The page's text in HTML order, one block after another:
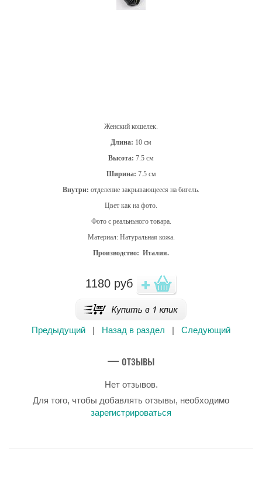
Женский кошелек.
Длина: 10 см
Высота: 7.5 см
Ширина: 7.5 см
Внутри: отделение закрывающееся на бигель.
Цвет как на фото.
Фото с реальньного товара.
Материал: Натуральная кожа.
Производство: Италия.
1180 руб
Предыдущий | Назад в раздел | Следующий
— отзывы
Нет отзывов.
Для того, чтобы добавлять отзывы, необходимо
зарегистрироваться